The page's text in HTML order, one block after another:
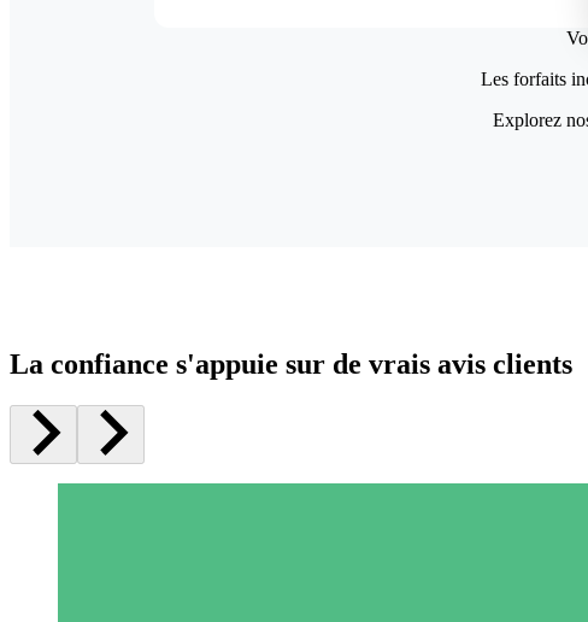
Les forfaits
Explorez
La confiance s'appuie sur de vrais avis clients